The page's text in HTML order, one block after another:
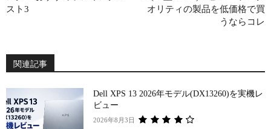
スト3
オリティの製品を低価格で買
うならコレ
関連記事
Dell XPS 13 2026年モデル(DX13260)を実機レ
ビュー
2026年8月3日